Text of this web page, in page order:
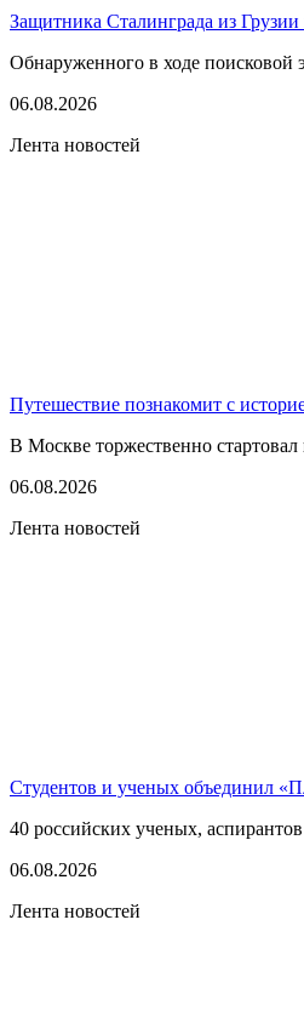
Защитника Сталинграда из
Обнаруженного в ходе поисковой
06.08.2026
Лента новостей
Путешествие познакомит с
В Москве торжественно
06.08.2026
Лента новостей
Студентов и ученых объединил
40 российских ученых,
06.08.2026
Лента новостей